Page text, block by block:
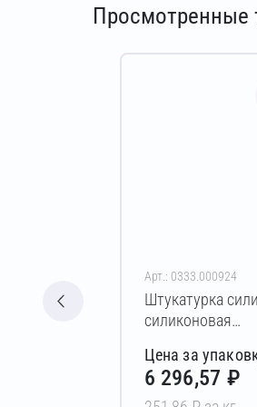
Просмотренные
Арт.: 0333.000924
Штукатурка
силиконовая
Vetonit Pas
“koroed” 25 кг
Цена за
6 296,57 ₽